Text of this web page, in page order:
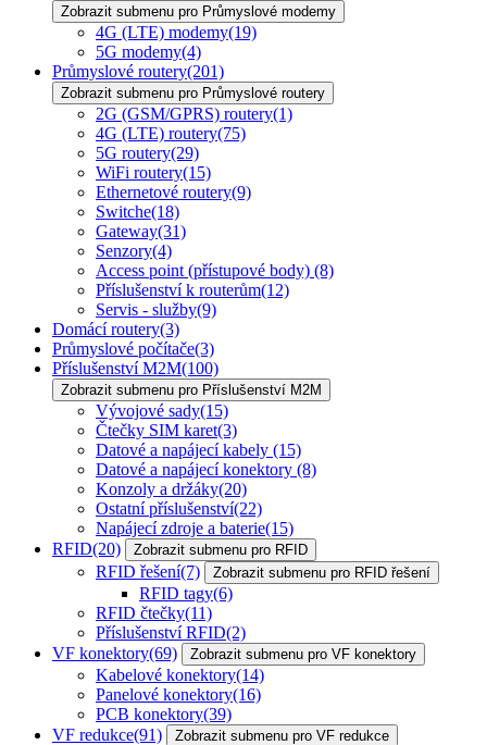
Zobrazit submenu pro Průmyslové modemy
4G (LTE) modemy(19)
5G modemy(4)
Průmyslové routery(201)
Zobrazit submenu pro Průmyslové routery
2G (GSM/GPRS) routery(1)
4G (LTE) routery(75)
5G routery(29)
WiFi routery(15)
Ethernetové routery(9)
Switche(18)
Gateway(31)
Senzory(4)
Access point (přístupové body) (8)
Příslušenství k routerům(12)
Servis - služby(9)
Domácí routery(3)
Průmyslové počítače(3)
Příslušenství M2M(100)
Zobrazit submenu pro Příslušenství M2M
Vývojové sady(15)
Čtečky SIM karet(3)
Datové a napájecí kabely (15)
Datové a napájecí konektory (8)
Konzoly a držáky(20)
Ostatní příslušenství(22)
Napájecí zdroje a baterie(15)
RFID(20) Zobrazit submenu pro RFID
RFID řešení(7) Zobrazit submenu pro RFID řešení
RFID tagy(6)
RFID čtečky(11)
Příslušenství RFID(2)
VF konektory(69) Zobrazit submenu pro VF konektory
Kabelové konektory(14)
Panelové konektory(16)
PCB konektory(39)
VF redukce(91) Zobrazit submenu pro VF redukce